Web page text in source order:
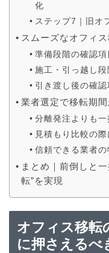
化
ステップ7｜旧オ
スムーズなオフィ
準備段階の確認項
施工・引っ越し段
引き渡し後の確認
業者選定で移転期
分離発注よりも
見積もり比較の
信頼できる業者の
まとめ｜前倒しと
転”を実現
オフィス移転
に押さえるべ